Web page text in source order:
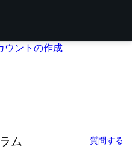
ウントの作成
ム 質問する